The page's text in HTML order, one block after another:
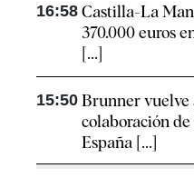
16:58 Castilla-La
370.000 euros
[...]
15:50 Brunner vuelve
colaboración
España [...]